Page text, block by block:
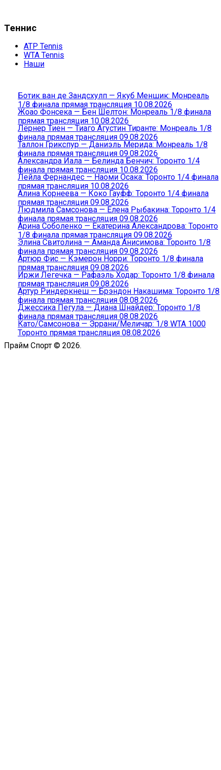
Теннис
ATP Tennis
WTA Tennis
Наши
Ботик ван де Зандсхулп — Якуб Меншик: Монреаль
1/8 финала прямая трансляция 10.08.2026
Жоао Фонсека — Бен Шелтон: Монреаль 1/8 финала
прямая трансляция 10.08.2026
Лёрнер Тиен — Тиаго Агустин Тиранте: Монреаль 1/8
финала прямая трансляция 09.08.2026
Таллон Грикспур — Даниэль Мерида: Монреаль 1/8
финала прямая трансляция 09.08.2026
Александра Иала — Белинда Бенчич: Торонто 1/4
финала прямая трансляция 10.08.2026
Лейла Фернандес — Наоми Осака: Торонто 1/4 финала
прямая трансляция 10.08.2026
Алина Корнеева — Коко Гауфф: Торонто 1/4 финала
прямая трансляция 09.08.2026
Людмила Самсонова — Елена Рыбакина: Торонто 1/4
финала прямая трансляция 09.08.2026
Арина Соболенко — Екатерина Александрова: Торонто
1/8 финала прямая трансляция 09.08.2026
Элина Свитолина — Аманда Анисимова: Торонто 1/8
финала прямая трансляция 09.08.2026
Артюр Фис — Кэмерон Норри: Торонто 1/8 финала
прямая трансляция 09.08.2026
Иржи Легечка — Рафаэль Ходар: Торонто 1/8 финала
прямая трансляция 09.08.2026
Артур Риндеркнеш — Брэндон Накашима: Торонто 1/8
финала прямая трансляция 08.08.2026
Джессика Пегула — Диана Шнайдер: Торонто 1/8
финала прямая трансляция 08.08.2026
Като/Самсонова — Эррани/Меличар: 1/8 WTA 1000
Торонто прямая трансляция 08.08.2026
Прайм Спорт © 2026.